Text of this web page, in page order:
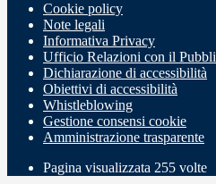
Cookie policy
Note legali
Informativa Privacy
Ufficio Relazioni con il
Dichiarazione di accessibilità
Obiettivi di accessibilità
Whistleblowing
Gestione consensi cookie
Amministrazione trasparente
Pagina visualizzata 255 volte